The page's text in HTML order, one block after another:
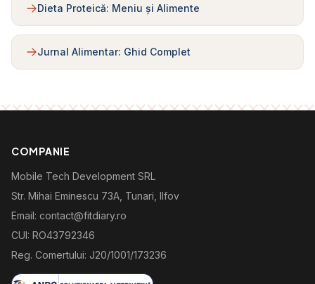
Dieta Proteică: Meniu și Alimente
Jurnal Alimentar: Ghid Complet
COMPANIE
Mobile Tech Development SRL
Str. Mihai Eminescu 73A, Tunari, Ilfov
Email: contact@fitdiary.ro
CUI: RO43792346
Reg. Comertului: J20/1001/173236